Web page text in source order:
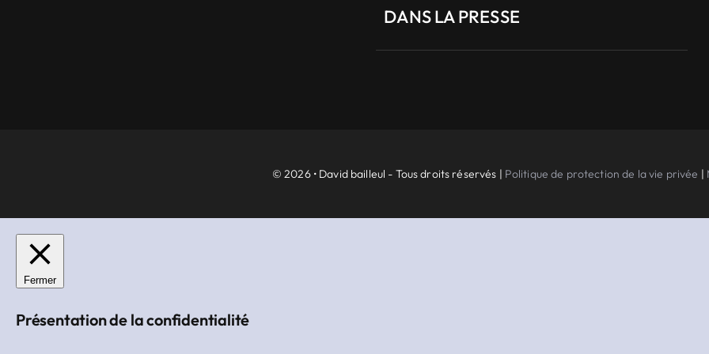
DANS LA PRESSE
© 2026 • David bailleul - Tous droits réservés | Politique de protection de la vie privée |
Fermer
Présentation de la confidentialité